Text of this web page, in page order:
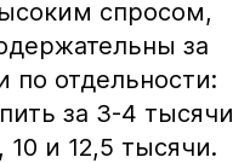
спросом,
за
по отдельности:
за 3-4 тысячи
и 12,5 тысячи.